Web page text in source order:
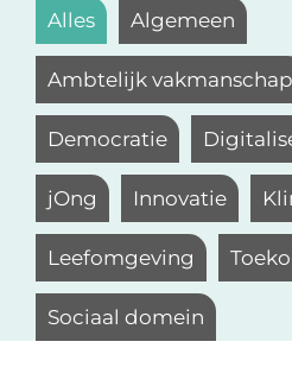
Alles Algemeen
Ambtelijk vakmanschap
Democratie
jOng Innovatie
Leefomgeving
Sociaal domein